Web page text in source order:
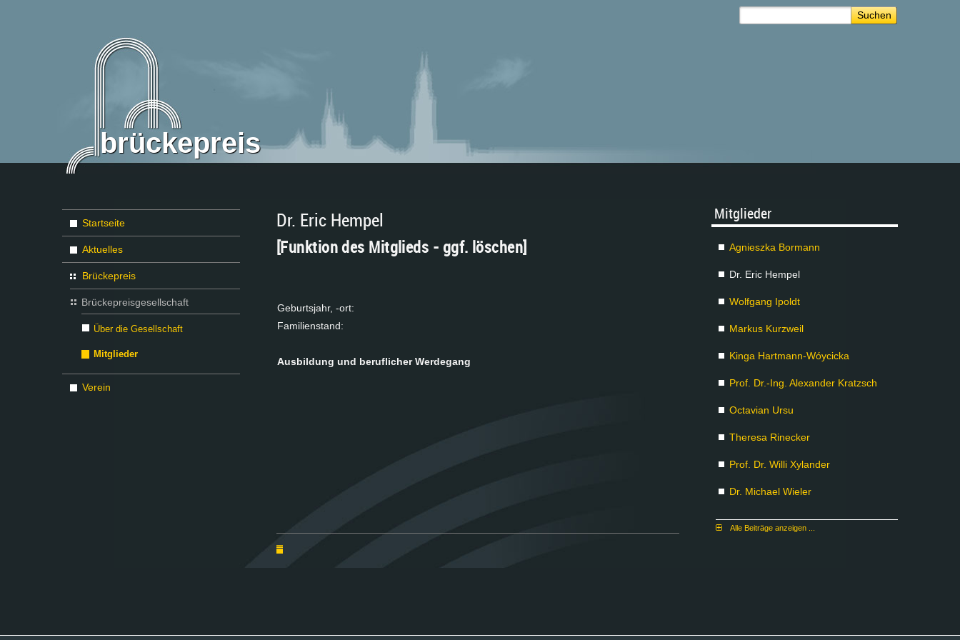
brückepreis
Startseite
Aktuelles
Brückepreis
Brückepreisgesellschaft
Über die Gesellschaft
Mitglieder
Verein
Dr. Eric Hempel
[Funktion des Mitglieds - ggf. löschen]
Ge­burts­jahr, -ort:
Fa­mi­li­en­stand:
Aus­bil­dung und be­ruf­li­cher Wer­de­gang
Mit­glie­der
Agnies­z­ka Bor­mann
Dr. Eric Hem­pel
Wolf­gang Ipoldt
Mar­kus Kurz­weil
Kin­ga Hart­mann-Wóyci­cka
Prof. Dr.-Ing. Alex­an­der Kratzsch
Oc­ta­vi­an Ur­su
The­re­sa Ri­ne­cker
Prof. Dr. Wil­li Xy­lan­der
Dr. Mi­cha­el Wie­ler
Al­le Bei­trä­ge an­zei­gen ...